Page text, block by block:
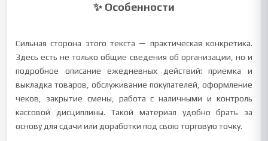
✨ Особенности
Сильная сторона этого текста — практическая конкретика.
Здесь есть не только общие сведения об организации, но и
подробное описание ежедневных действий: приемка и
выкладка товаров, обслуживание покупателей, оформление
чеков, закрытие смены, работа с наличными и контроль
кассовой дисциплины. Такой материал удобно брать за
основу для сдачи или доработки под свою торговую точку.